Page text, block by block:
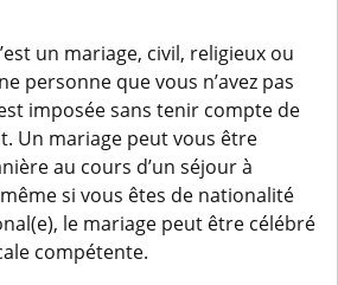
un mariage, civil, religieux ou
personne que vous n’avez pas
imposée sans tenir compte de
Un mariage peut vous être
au cours d’un séjour à
si vous êtes de nationalité
le mariage peut être célébré
compétente.